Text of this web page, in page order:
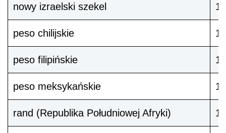
nowy izraelski szekel 1
peso chilijskie
peso filipińskie 1
peso meksykańskie 1
rand (Republika Południowej Afryki) 1